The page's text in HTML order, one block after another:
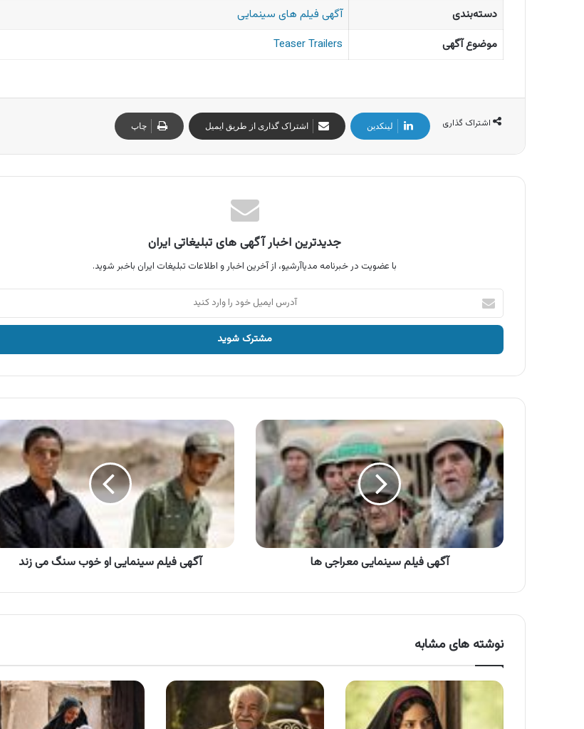
دسته‌بندی
آگهی فیلم های سینمایی
موضوع آگهی
Teaser Trailers
اشتراک گذاری لینکدین اشتراک گذاری از طریق ایمیل چاپ
جدیدترین اخبار آگهی های تبلیغاتی ایران
با عضویت در خبرنامه مدیاآرشیو، از آخرین اخبار و اطلاعات تبلیغات ایران باخبر شوید.
آدرس
ایمیل
خود
وارد
آگهی
فیلم
سینمایی
معراجی
ها
آگهی فیلم سینمایی معراجی ها
آگهی
فیلم
سینمایی
او
خوب
سنگ
می
آگهی فیلم سینمایی او خوب سنگ می زند
نوشته های مشابه